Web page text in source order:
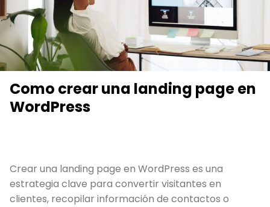
Como crear una landing page en
WordPress
Crear una landing page en WordPress es una
estrategia clave para convertir visitantes en
clientes, recopilar información de contactos o